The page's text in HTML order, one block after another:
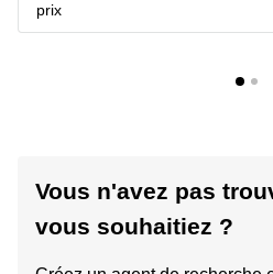
prix
Vous n'avez pas
vous souhaitiez ?